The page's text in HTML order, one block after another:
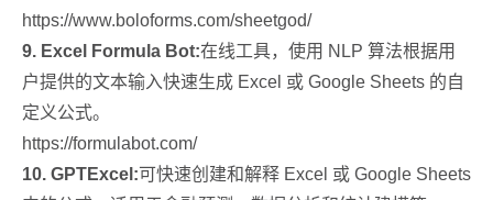
https://www.boloforms.com/sheetgod/
9. Excel Formula Bot:在线工具，使用 NLP 算法根据用
户提供的文本输入快速生成 Excel 或 Google Sheets 的自
定义公式。
https://formulabot.com/
10. GPTExcel:可快速创建和解释 Excel 或 Google Sheets